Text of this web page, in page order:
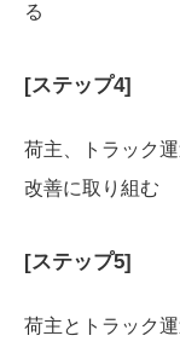
る
[ステップ4]
荷主、トラック
改善に取り組む
[ステップ5]
荷主とトラック